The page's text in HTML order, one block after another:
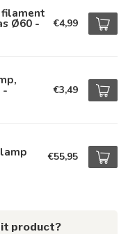
filament
Ø60 - €4,99
- €3,49
€55,95
product?